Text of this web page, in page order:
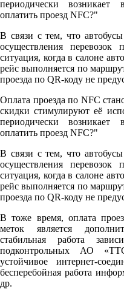
периодически
оплатить проезд NFC?"
В связи с тем, что
осуществления
ситуация, когда в салоне
рейс выполняется по
проезда по QR-коду не
Оплата проезда по NFC
скидки стимулируют её
периодически
оплатить проезд NFC?"
В связи с тем, что
осуществления
ситуация, когда в салоне
рейс выполняется по
проезда по QR-коду не
В тоже время, оплата
меток является
стабильная работа
подконтрольных АО
устойчивое интернет-
бесперебойная работа
др.